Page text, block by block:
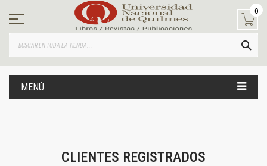
contenido
0
MENÚ
CLIENTES REGISTRADOS